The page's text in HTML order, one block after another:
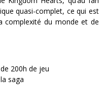
quasi-complet, ce qui est
complexité du monde et de
200h de jeu
saga